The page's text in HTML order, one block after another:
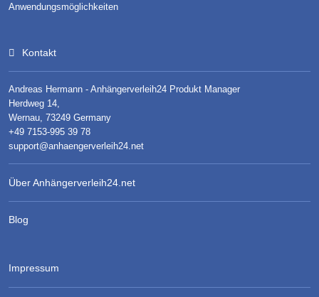
Anwendungsmöglichkeiten
Kontakt
Andreas Hermann - Anhängerverleih24 Produkt Manager
Herdweg 14,
Wernau, 73249 Germany
+49 7153-995 39 78
support@anhaengerverleih24.net
Über Anhängerverleih24.net
Blog
Impressum